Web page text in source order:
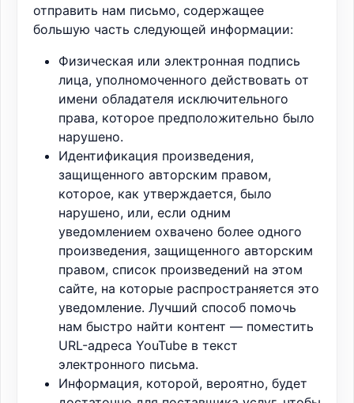
отправить нам письмо, содержащее
большую часть следующей информации:
Физическая или электронная подпись
лица, уполномоченного действовать от
имени обладателя исключительного
права, которое предположительно было
нарушено.
Идентификация произведения,
защищенного авторским правом,
которое, как утверждается, было
нарушено, или, если одним
уведомлением охвачено более одного
произведения, защищенного авторским
правом, список произведений на этом
сайте, на которые распространяется это
уведомление. Лучший способ помочь
нам быстро найти контент — поместить
URL-адреса YouTube в текст
электронного письма.
Информация, которой, вероятно, будет